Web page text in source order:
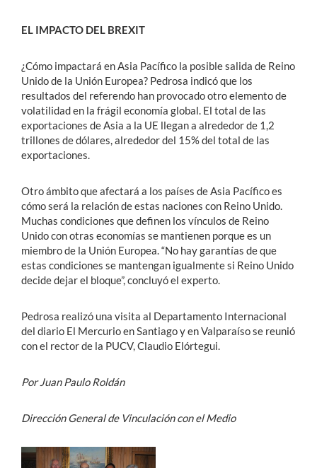
EL IMPACTO DEL BREXIT
¿Cómo impactará en Asia Pacífico la posible salida de Reino
Unido de la Unión Europea? Pedrosa indicó que los
resultados del referendo han provocado otro elemento de
volatilidad en la frágil economía global. El total de las
exportaciones de Asia a la UE llegan a alrededor de 1,2
trillones de dólares, alrededor del 15% del total de las
exportaciones.
Otro ámbito que afectará a los países de Asia Pacífico es
cómo será la relación de estas naciones con Reino Unido.
Muchas condiciones que definen los vínculos de Reino
Unido con otras economías se mantienen porque es un
miembro de la Unión Europea. “No hay garantías de que
estas condiciones se mantengan igualmente si Reino Unido
decide dejar el bloque”, concluyó el experto.
Pedrosa realizó una visita al Departamento Internacional
del diario El Mercurio en Santiago y en Valparaíso se reunió
con el rector de la PUCV, Claudio Elórtegui.
Por Juan Paulo Roldán
Dirección General de Vinculación con el Medio